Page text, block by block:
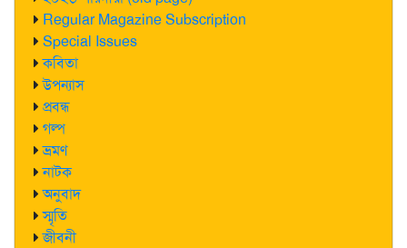
Regular Magazine Subscription
Special Issues
কবিতা
উপন্যাস
প্রবন্ধ
গল্প
ভ্রমণ
নাটক
অনুবাদ
স্মৃতি
জীবনী